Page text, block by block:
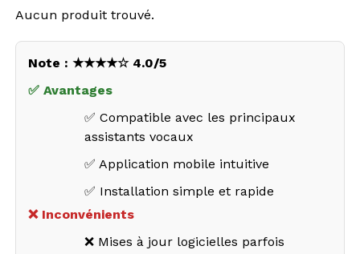
Aucun produit trouvé.
Note : ★★★★☆ 4.0/5
✅ Avantages
✅ Compatible avec les principaux
assistants vocaux
✅ Application mobile intuitive
✅ Installation simple et rapide
❌ Inconvénients
❌ Mises à jour logicielles parfois